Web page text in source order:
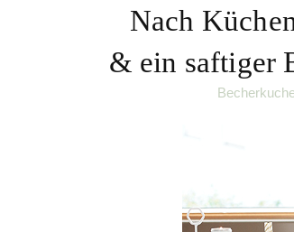
Nach
& ein saftiger